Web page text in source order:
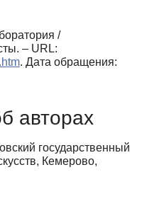
/
– URL:
. Дата обращения:
авторах
государственный
Кемерово,